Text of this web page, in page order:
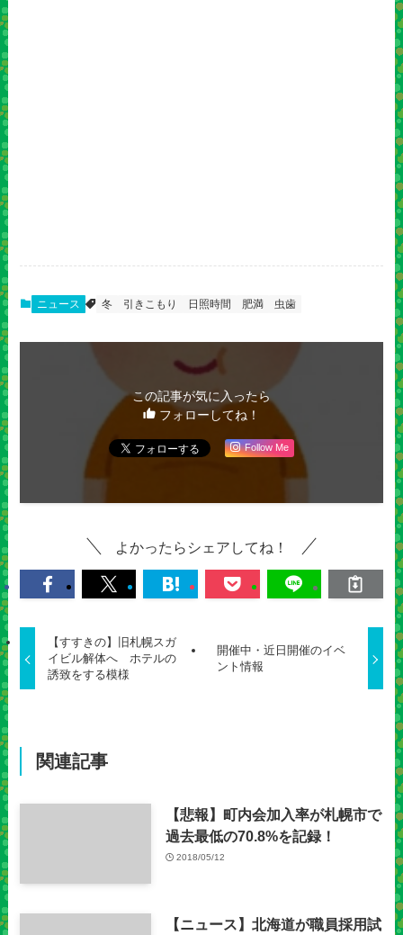
ニュース 冬 引きこもり 日照時間 肥満 虫歯
この記事が気に入ったら
フォローしてね！
Follow Me
よかったらシェアしてね！
【すすきの】旧札幌スガ
イビル解体へ ホテルの
誘致をする模様
開催中・近日開催のイベ
ント情報
関連記事
【悲報】町内会加入率が札幌市で
過去最低の70.8%を記録！
2018/05/12
【ニュース】北海道が職員採用試